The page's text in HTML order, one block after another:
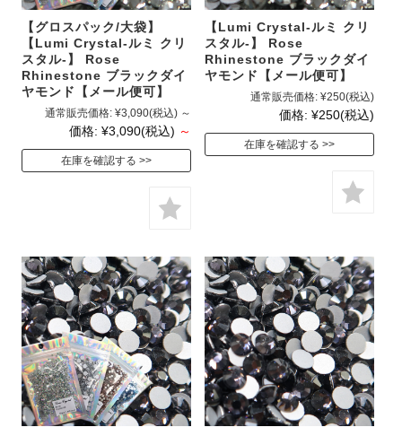
【グロスパック/大袋】
【Lumi Crystal-ルミ クリ
スタル-】 Rose
Rhinestone ブラックダイ
ヤモンド【メール便可】
通常販売価格: ¥3,090(税込) ～
価格: ¥3,090(税込) ～
在庫を確認する
【Lumi Crystal-ルミ クリ
スタル-】 Rose
Rhinestone ブラックダイ
ヤモンド【メール便可】
通常販売価格: ¥250(税込)
価格: ¥250(税込)
在庫を確認する